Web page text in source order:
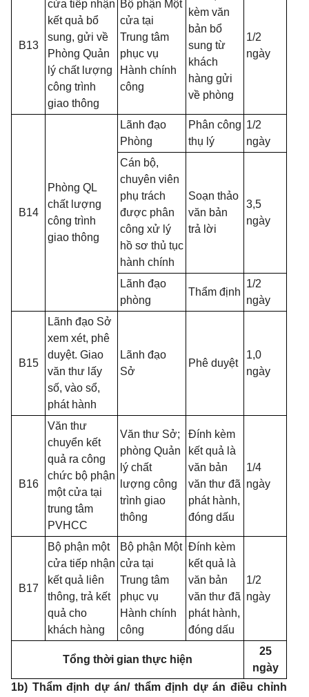
B13
cửa tiếp nhận
kết quả bổ
sung, gửi về
Phòng Quản
lý chất lượng
công trình
giao thông
Bộ phận Một
cửa tại
Trung tâm
phục vụ
Hành chính
công
kèm văn
bản bổ
sung từ
khách
hàng gửi
về phòng
1/2
ngày
B14
Phòng QL
chất lượng
công trình
giao thông
Lãnh đạo
Phòng
Phân công
thụ lý
1/2
ngày
Cán bộ,
chuyên viên
phụ trách
được phân
công xử lý
hồ sơ thủ tục
hành chính
Soạn thảo
văn bản
trả lời
3,5
ngày
Lãnh đạo
phòng
Thẩm định
1/2
ngày
B15
Lãnh đạo Sở
xem xét, phê
duyệt. Giao
văn thư lấy
số, vào sổ,
phát hành
Lãnh đạo
Sở
Phê duyệt
1,0
ngày
B16
Văn thư
chuyển kết
quả ra công
chức bộ phận
một cửa tại
trung tâm
PVHCC
Văn thư Sở;
phòng Quản
lý chất
lượng công
trình giao
thông
Đính kèm
kết quả là
văn bản
văn thư đã
phát hành,
đóng dấu
1/4
ngày
B17
Bộ phận một
cửa tiếp nhận
kết quả liên
thông, trả kết
quả cho
khách hàng
Bộ phận Một
cửa tại
Trung tâm
phục vụ
Hành chính
công
Đính kèm
kết quả là
văn bản
văn thư đã
phát hành,
đóng dấu
1/2
ngày
Tổng thời gian thực hiện
25
ngày
1b) Thẩm định dự án/ thẩm định dự án điều chỉnh